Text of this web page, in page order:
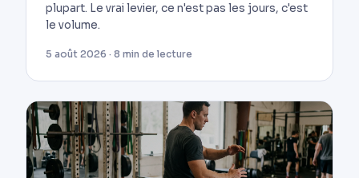
plupart. Le vrai levier, ce n'est pas les jours, c'est
le volume.
5 août 2026 · 8 min de lecture